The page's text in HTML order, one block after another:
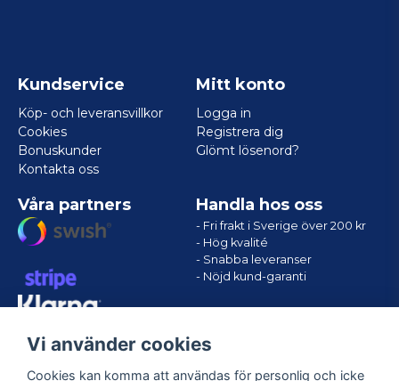
Kundservice
Köp- och leveransvillkor
Cookies
Bonuskunder
Kontakta oss
Mitt konto
Logga in
Registrera dig
Glömt lösenord?
Våra partners Handla hos oss
- Fri frakt i Sverige över 200 kr
- Hög kvalité
- Snabba leveranser
- Nöjd kund-garanti
Vi använder cookies
Cookies kan komma att användas för personlig och icke